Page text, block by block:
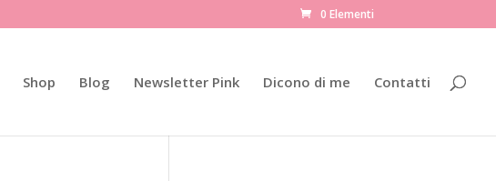
0 Elementi
Shop Blog Newsletter Pink Dicono di me Contatti